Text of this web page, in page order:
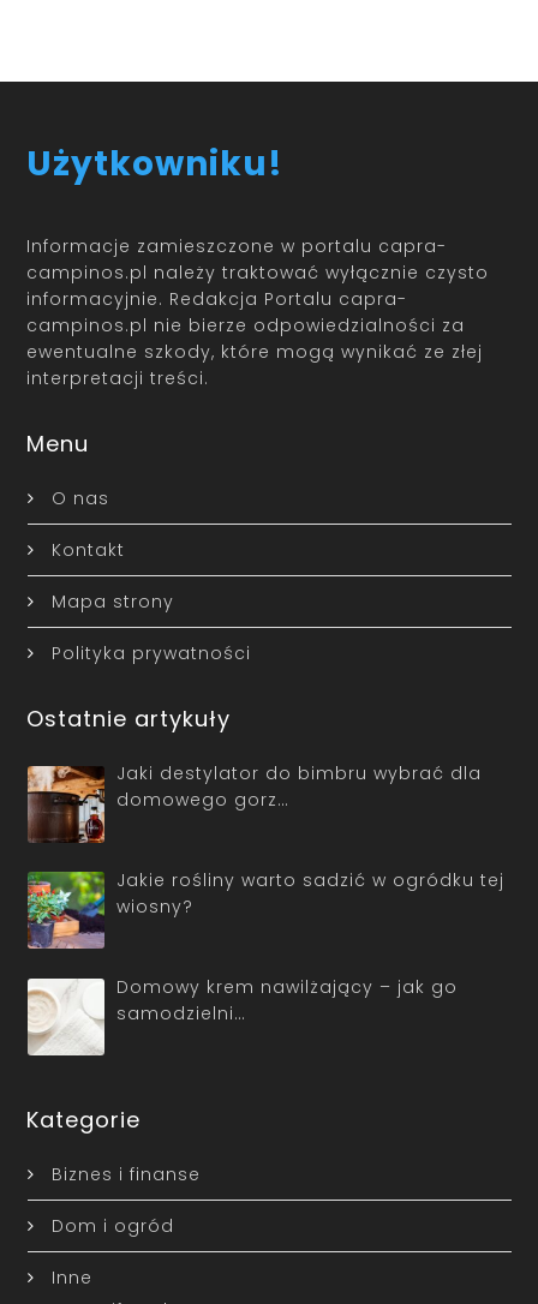
Użytkowniku!
Informacje zamieszczone w portalu capra-
campinos.pl należy traktować wyłącznie czysto
informacyjnie. Redakcja Portalu capra-
campinos.pl nie bierze odpowiedzialności za
ewentualne szkody, które mogą wynikać ze złej
interpretacji treści.
Menu
O nas
Kontakt
Mapa strony
Polityka prywatności
Ostatnie artykuły
Jaki destylator do bimbru wybrać dla
domowego gorz…
Jakie rośliny warto sadzić w ogródku tej
wiosny?
Domowy krem nawilżający – jak go
samodzielni…
Kategorie
Biznes i finanse
Dom i ogród
Inne